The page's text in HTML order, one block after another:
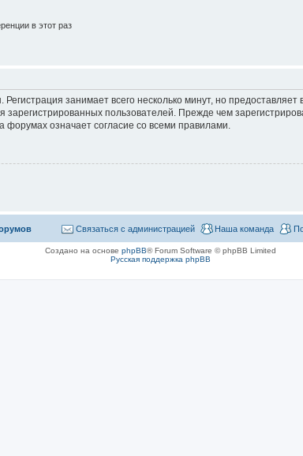
в этот раз
занимает всего несколько минут, но
пользователей. Прежде чем
означает согласие со всеми правилами.
Наша команда
Связаться с администрацией
Создано на основе phpBB® Forum Software © phpBB Limited
Русская поддержка phpBB